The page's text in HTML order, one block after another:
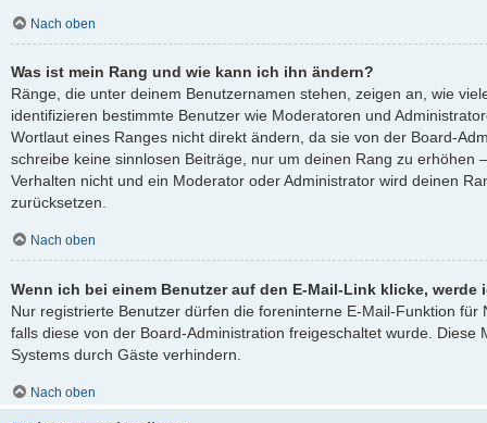
Nach oben
Was ist mein Rang und wie kann ich ihn ändern?
Ränge, die unter deinem Benutzernamen stehen, zeigen an, wie
identifizieren bestimmte Benutzer wie Moderatoren und
Wortlaut eines Ranges nicht direkt ändern, da sie von der Board-
schreibe keine sinnlosen Beiträge, nur um deinen Rang zu
Verhalten nicht und ein Moderator oder Administrator wird deinen
zurücksetzen.
Nach oben
Wenn ich bei einem Benutzer auf den E-Mail-Link klicke,
Nur registrierte Benutzer dürfen die foreninterne E-Mail-Funktion
falls diese von der Board-Administration freigeschaltet wurde. Diese
Systems durch Gäste verhindern.
Nach oben